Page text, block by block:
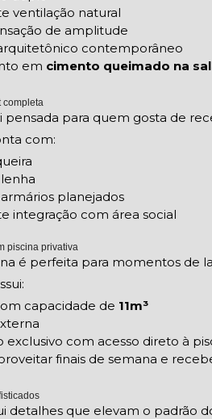
ventilação natural
de amplitude
contemporâneo
em cimento queimado na
completa
pensada para quem gosta de
com:
planejados
integração com área social
piscina privativa
é perfeita para momentos de
capacidade de 11m³
exclusivo com acesso direto à
finais de semana e
detalhes que elevam o padrão